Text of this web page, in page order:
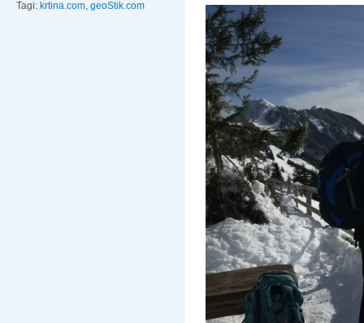
Tagi: krtina.com, geoStik.com